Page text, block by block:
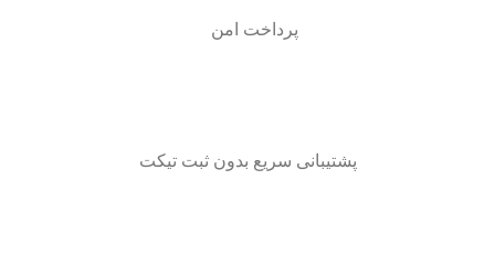
پرداخت امن
پشتیبانی سریع بدون ثبت تیکت